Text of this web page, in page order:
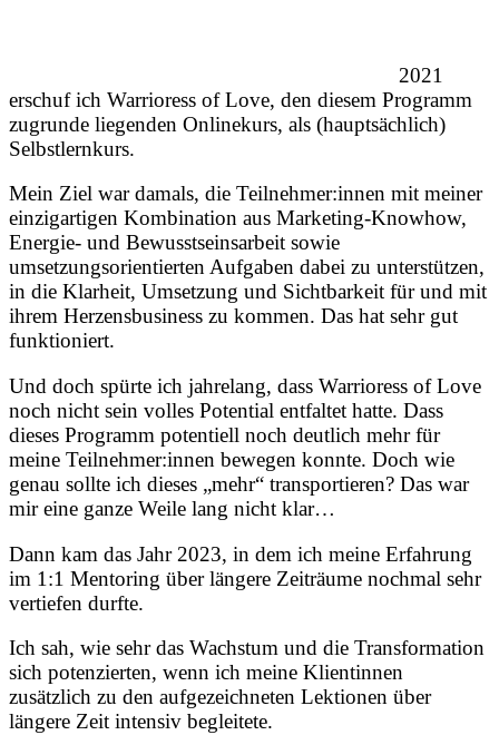
2021
erschuf ich Warrioress of Love, den diesem Programm
zugrunde liegenden Onlinekurs, als (hauptsächlich)
Selbstlernkurs.
Mein Ziel war damals, die Teilnehmer:innen mit meiner
einzigartigen Kombination aus Marketing-Knowhow,
Energie- und Bewusstseinsarbeit sowie
umsetzungsorientierten Aufgaben dabei zu unterstützen,
in die Klarheit, Umsetzung und Sichtbarkeit für und mit
ihrem Herzensbusiness zu kommen. Das hat sehr gut
funktioniert.
Und doch spürte ich jahrelang, dass Warrioress of Love
noch nicht sein volles Potential entfaltet hatte. Dass
dieses Programm potentiell noch deutlich mehr für
meine Teilnehmer:innen bewegen konnte. Doch wie
genau sollte ich dieses „mehr“ transportieren? Das war
mir eine ganze Weile lang nicht klar…
Dann kam das Jahr 2023, in dem ich meine Erfahrung
im 1:1 Mentoring über längere Zeiträume nochmal sehr
vertiefen durfte.
Ich sah, wie sehr das Wachstum und die Transformation
sich potenzierten, wenn ich meine Klientinnen
zusätzlich zu den aufgezeichneten Lektionen über
längere Zeit intensiv begleitete.